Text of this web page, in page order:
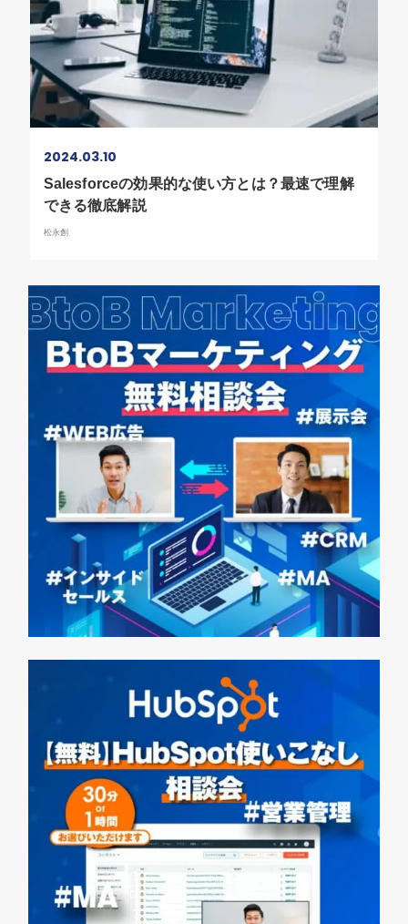
2024.03.10
Salesforceの効果的な使い方とは？最速で理解
できる徹底解説
松永創